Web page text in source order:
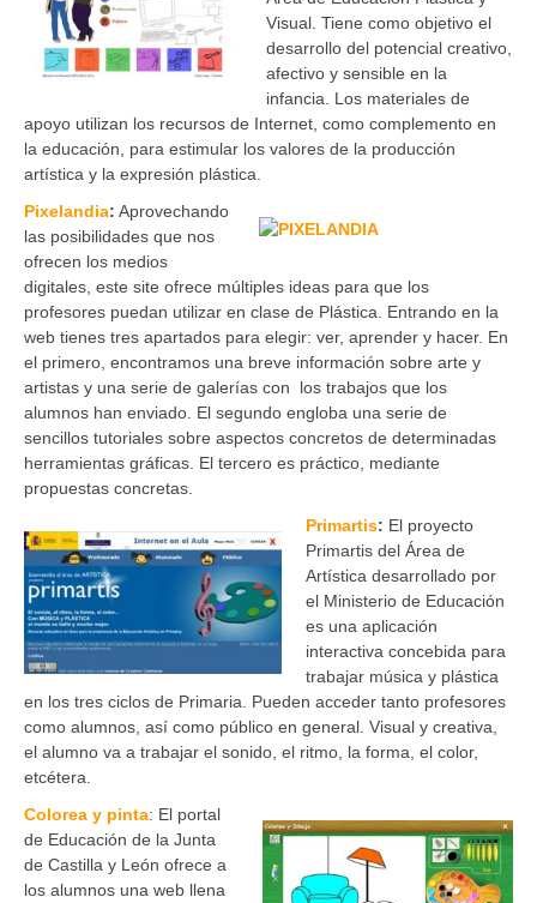
Visual. Tiene como objetivo el
desarrollo del potencial creativo,
afectivo y sensible en la
infancia. Los materiales de
apoyo utilizan los recursos de Internet, como complemento en
la educación, para estimular los valores de la producción
artística y la expresión plástica.
Pixelandia: Aprovechando
las posibilidades que nos
ofrecen los medios
digitales, este site ofrece múltiples ideas para que los
profesores puedan utilizar en clase de Plástica. Entrando en la
web tienes tres apartados para elegir: ver, aprender y hacer. En
el primero, encontramos una breve información sobre arte y
artistas y una serie de galerías con los trabajos que los
alumnos han enviado. El segundo engloba una serie de
sencillos tutoriales sobre aspectos concretos de determinadas
herramientas gráficas. El tercero es práctico, mediante
propuestas concretas.
Primartis: El proyecto
Primartis del Área de
Artística desarrollado por
el Ministerio de Educación
es una aplicación
interactiva concebida para
trabajar música y plástica
en los tres ciclos de Primaria. Pueden acceder tanto profesores
como alumnos, así como público en general. Visual y creativa,
el alumno va a trabajar el sonido, el ritmo, la forma, el color,
etcétera.
Colorea y pinta: El portal
de Educación de la Junta
de Castilla y León ofrece a
los alumnos una web llena